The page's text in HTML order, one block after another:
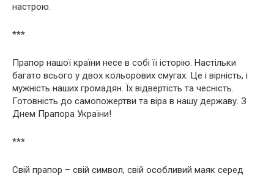
настрою.
***
Прапор нашої країни несе в собі її історію. Настільки
багато всього у двох кольорових смугах. Це і вірність, і
мужність наших громадян. Їх відвертість та чесність.
Готовність до самопожертви та віра в нашу державу. З
Днем Прапора України!
***
Свій прапор – свій символ, свій особливий маяк серед